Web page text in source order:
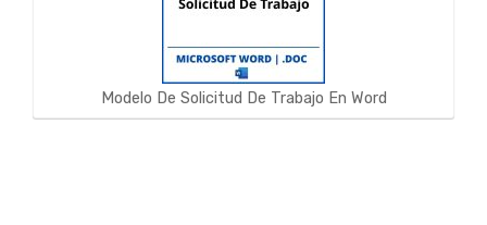
Modelo De Solicitud De Trabajo En Word